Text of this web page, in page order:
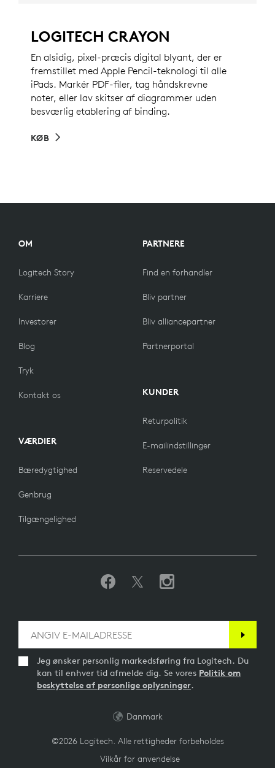
LOGITECH CRAYON
En alsidig, pixel-præcis digital blyant, der er
fremstillet med Apple Pencil-teknologi til alle
iPads. Markér PDF-filer, tag håndskrevne
noter, eller lav skitser af diagrammer uden
besværlig etablering af binding.
KØB
OM
Logitech Story
Karriere
Investorer
Blog
Tryk
Kontakt os
VÆRDIER
Bæredygtighed
Genbrug
Tilgængelighed
PARTNERE
Find en forhandler
Bliv partner
Bliv alliancepartner
Partnerportal
KUNDER
Returpolitik
E-mailindstillinger
Reservedele
Jeg ønsker personlig markedsføring fra Logitech. Du
kan til enhver tid afmelde dig. Se vores Politik om
beskyttelse af personlige oplysninger.
©2026 Logitech. Alle rettigheder forbeholdes
Vilkår for anvendelse
Danmark